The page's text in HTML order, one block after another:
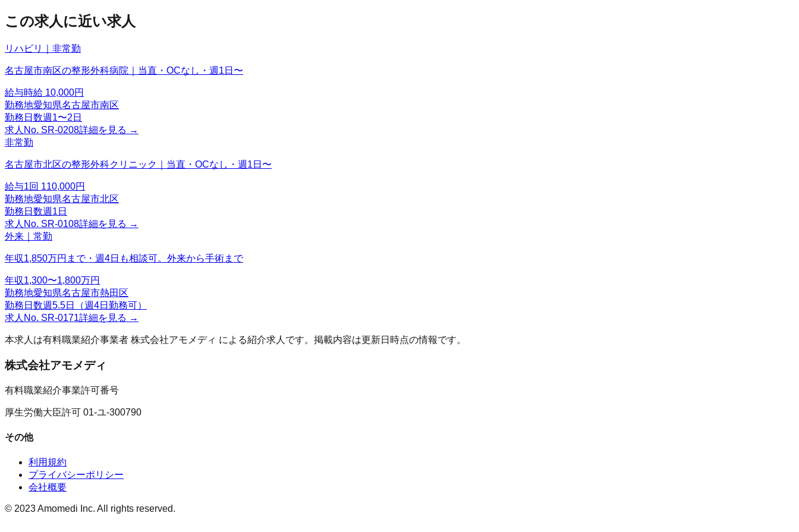
この求人に近い求人
リハビリ｜非常勤
名古屋市南区の整形外科病院｜当直・OCなし・週1日〜
給与時給 10,000円
勤務地愛知県名古屋市南区
勤務日数週1〜2日
求人No. SR-0208詳細を見る →
非常勤
名古屋市北区の整形外科クリニック｜当直・OCなし・週1日〜
給与1回 110,000円
勤務地愛知県名古屋市北区
勤務日数週1日
求人No. SR-0108詳細を見る →
外来｜常勤
年収1,850万円まで・週4日も相談可。外来から手術まで
年収1,300〜1,800万円
勤務地愛知県名古屋市熱田区
勤務日数週5.5日（週4日勤務可）
求人No. SR-0171詳細を見る →
本求人は有料職業紹介事業者 株式会社アモメディ による紹介求人です。掲載内容は更新日時点の情報です。
株式会社アモメディ
有料職業紹介事業許可番号
厚生労働大臣許可 01-ユ-300790
その他
利用規約
プライバシーポリシー
会社概要
© 2023 Amomedi Inc. All rights reserved.